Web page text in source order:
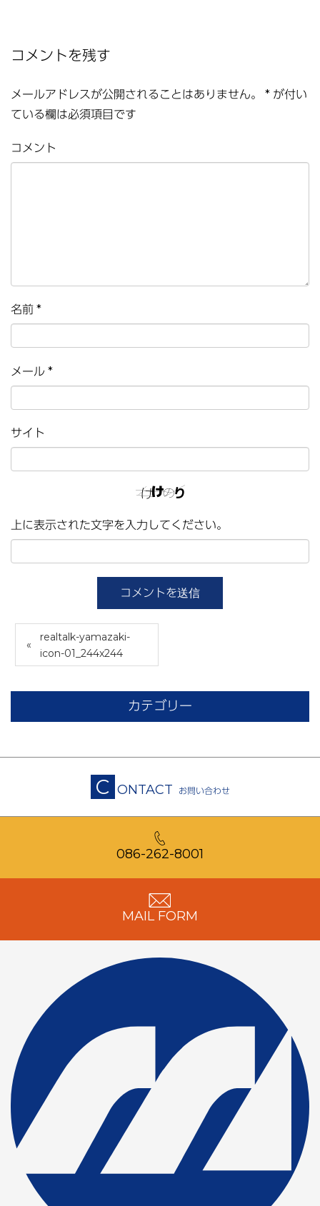
コメントを残す
メールアドレスが公開されることはありません。 * が付い
ている欄は必須項目です
コメント
名前 *
メール *
サイト
上に表示された文字を入力してください。
realtalk-yamazaki-
icon-01_244x244
カテゴリー
C ONTACT お問い合わせ
086-262-8001
MAIL FORM